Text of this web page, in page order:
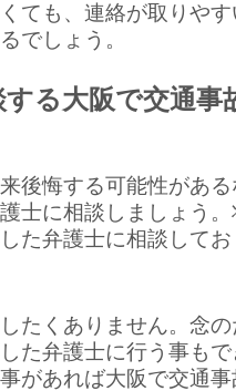
ても、連絡が取りや
でしょう。
る大阪で交通事
後悔する可能性があ
士に相談しましょう
た弁護士に相談して
たくありません。念
た弁護士に行う事も
があれば大阪で交通